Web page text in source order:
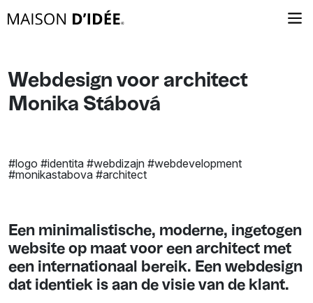
Webdesign voor architect
Monika Stábová
#logo #identita #webdizajn #webdevelopment
#monikastabova #architect
Een minimalistische, moderne, ingetogen
website op maat voor een architect met
een internationaal bereik. Een webdesign
dat identiek is aan de visie van de klant.